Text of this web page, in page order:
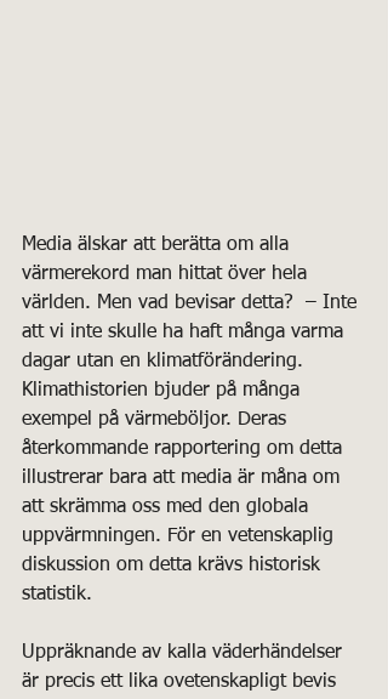
Media älskar att berätta om alla
värmerekord man hittat över hela
världen. Men vad bevisar detta?  – Inte
att vi inte skulle ha haft många varma
dagar utan en klimatförändering.
Klimathistorien bjuder på många
exempel på värmeböljor. Deras
återkommande rapportering om detta
illustrerar bara att media är måna om
att skrämma oss med den globala
uppvärmningen. För en vetenskaplig
diskussion om detta krävs historisk
statistik.
Uppräknande av kalla väderhändelser
är precis ett lika ovetenskapligt bevis